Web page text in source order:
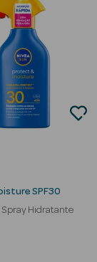
SPF30
Spray Hidratante